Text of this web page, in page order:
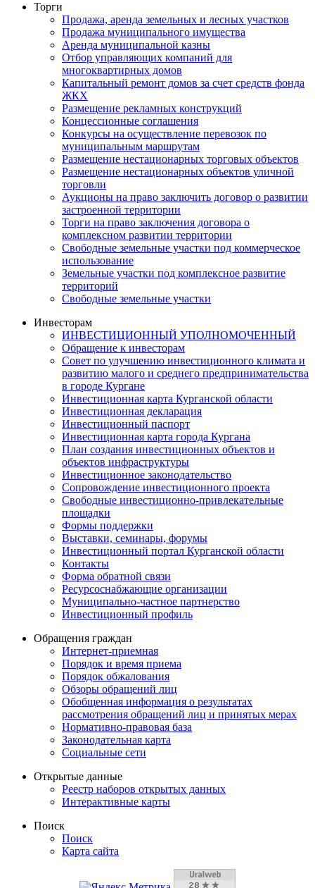
Торги
Продажа, аренда земельных и лесных участков
Продажа муниципального имущества
Аренда муниципальной казны
Отбор управляющих компаний для
многоквартирных домов
Капитальный ремонт домов за счет средств фонда
ЖКХ
Размещение рекламных конструкций
Концессионные соглашения
Конкурсы на осуществление перевозок по
муниципальным маршрутам
Размещение нестационарных торговых объектов
Размещение нестационарных объектов уличной
торговли
Аукционы на право заключить договор о развитии
застроенной территории
Торги на право заключения договора о
комплексном развитии территории
Свободные земельные участки под коммерческое
использование
Земельные участки под комплексное развитие
территорий
Свободные земельные участки
Инвесторам
ИНВЕСТИЦИОННЫЙ УПОЛНОМОЧЕННЫЙ
Обращение к инвесторам
Совет по улучшению инвестиционного климата и
развитию малого и среднего предпринимательства
в городе Кургане
Инвестиционная карта Курганской области
Инвестиционная декларация
Инвестиционный паспорт
Инвестиционная карта города Кургана
План создания инвестиционных объектов и
объектов инфраструктуры
Инвестиционное законодательство
Сопровождение инвестиционного проекта
Свободные инвестиционно-привлекательные
площадки
Формы поддержки
Выставки, семинары, форумы
Инвестиционный портал Курганской области
Контакты
Форма обратной связи
Ресурсоснабжающие организации
Муниципально-частное партнерство
Инвестиционный профиль
Обращения граждан
Интернет-приемная
Порядок и время приема
Порядок обжалования
Обзоры обращений лиц
Обобщенная информация о результатах
рассмотрения обращений лиц и принятых мерах
Нормативно-правовая база
Законодательная карта
Социальные сети
Открытые данные
Реестр наборов открытых данных
Интерактивные карты
Поиск
Поиск
Карта сайта